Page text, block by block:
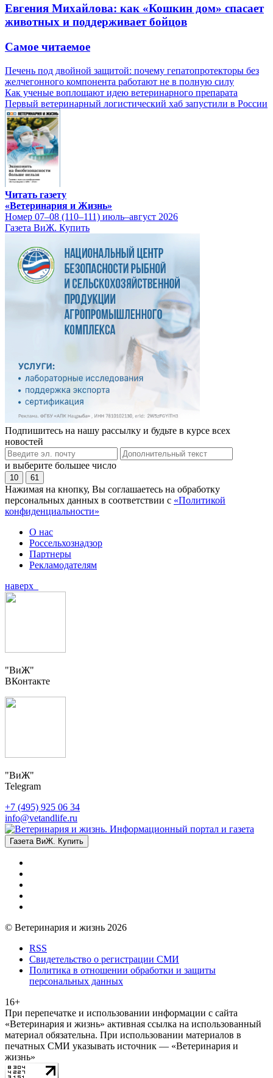
Евгения Михайлова: как «Кошкин дом» спасает
животных и поддерживает бойцов
Самое читаемое
Печень под двойной защитой: почему гепатопротекторы без
желчегонного компонента работают не в полную силу
Как ученые воплощают идею ветеринарного препарата
Первый ветеринарный логистический хаб запустили в России
Читать газету
«Ветеринария и Жизнь»
Номер 07–08 (110–111) июль–август 2026
Газета ВиЖ. Купить
Подпишитесь на нашу рассылку и будьте в курсе всех
новостей
и выберите большее число
10 61
Нажимая на кнопку, Вы соглашаетесь на обработку
персональных данных в соответствии с «Политикой
конфиденциальности»
О нас
Россельхознадзор
Партнеры
Рекламодателям
наверх
"ВиЖ"
ВКонтакте
"ВиЖ"
Telegram
+7 (495) 925 06 34
info@vetandlife.ru
Газета ВиЖ. Купить
© Ветеринария и жизнь 2026
RSS
Свидетельство о регистрации СМИ
Политика в отношении обработки и защиты
персональных данных
16+
При перепечатке и использовании информации с сайта
«Ветеринария и жизнь» активная ссылка на использованный
материал обязательна. При использовании материалов в
печатных СМИ указывать источник — «Ветеринария и
жизнь»